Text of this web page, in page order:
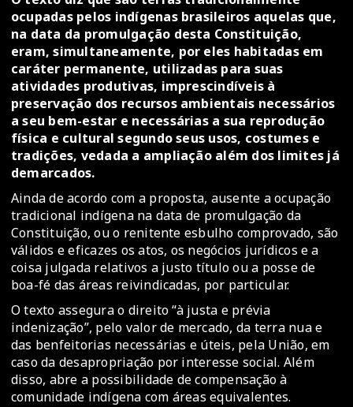
ocupadas pelos indígenas brasileiros aquelas que,
na data da promulgação desta Constituição,
eram, simultaneamente, por eles habitadas em
caráter permanente, utilizadas para suas
atividades produtivas, imprescindíveis à
preservação dos recursos ambientais necessários
a seu bem-estar e necessárias a sua reprodução
física e cultural segundo seus usos, costumes e
tradições, vedada a ampliação além dos limites já
demarcados.
Ainda de acordo com a proposta, ausente a ocupação
tradicional indígena na data de promulgação da
Constituição, ou o renitente esbulho comprovado, são
válidos e eficazes os atos, os negócios jurídicos e a
coisa julgada relativos a justo título ou a posse de
boa-fé das áreas reivindicadas, por particular.
O texto assegura o direito “à justa e prévia
indenização”, pelo valor de mercado, da terra nua e
das benfeitorias necessárias e úteis, pela União, em
caso da desapropriação por interesse social. Além
disso, abre a possibilidade de compensação à
comunidade indígena com áreas equivalentes.